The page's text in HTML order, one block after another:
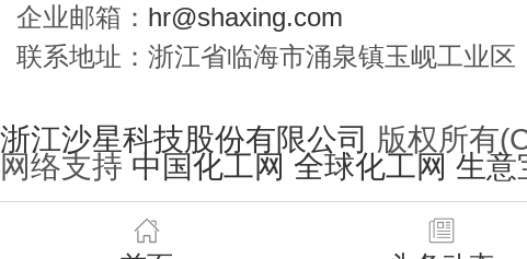
企业邮箱： hr@shaxing.com
联系地址：浙江省临海市涌泉镇玉岘工业区
浙江沙星科技股份有限公司 版权所有
网络支持 中国化工网 全球化工网 生意